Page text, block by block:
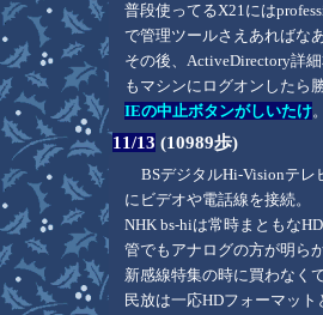
普段使ってるX21には
で管理ツールさえあればな
その後、ActiveDirectory詳
もマシンにログオンしたら
IEの中止ボタンがしいたけ
11/13 (10989歩)
BSデジタルHi-Visionテ
にビデオや電話線を接続。
NHK bs-hiは常時まともな
管でもアナログの方が明ら
新感線特集の時に買わなく
民放は一応HDフォーマッ